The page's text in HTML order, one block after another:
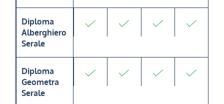
Diploma
Alberghiero
Serale
Diploma
Geometra
Serale